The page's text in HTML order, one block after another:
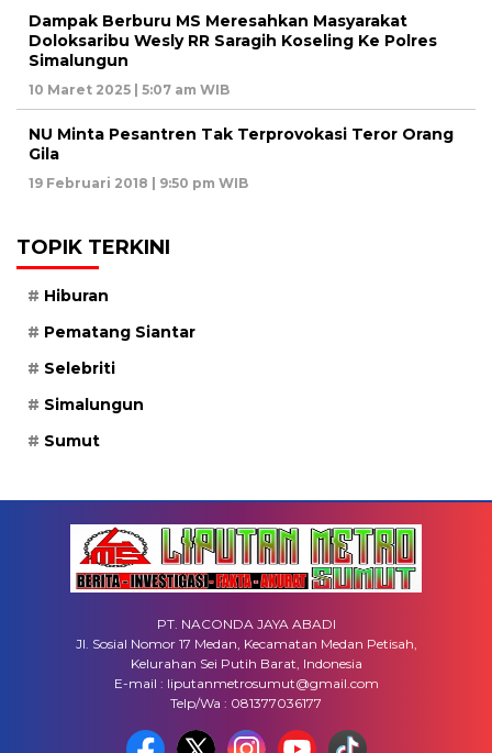
Dampak Berburu MS Meresahkan Masyarakat
Doloksaribu Wesly RR Saragih Koseling Ke Polres
Simalungun
10 Maret 2025 | 5:07 am WIB
NU Minta Pesantren Tak Terprovokasi Teror Orang
Gila
19 Februari 2018 | 9:50 pm WIB
TOPIK TERKINI
Hiburan
Pematang Siantar
Selebriti
Simalungun
Sumut
PT. NACONDA JAYA ABADI
Jl. Sosial Nomor 17 Medan, Kecamatan Medan Petisah,
Kelurahan Sei Putih Barat, Indonesia
E-mail : liputanmetrosumut@gmail.com
Telp/Wa : 081377036177